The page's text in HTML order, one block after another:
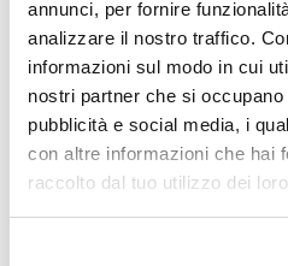
annunci, per fornire
analizzare il nostro traffico.
informazioni sul modo in cui
nostri partner che si
pubblicità e social media, i
con altre informazioni che hai
raccolto dal tuo utilizzo dei
Attenzione ai cibi trasformati: non
come patatine e salatini. Anche i
sale! Per esempio:
150g di patatine fritte
:
1 donut al cioccolato:
Perché usano tanto sale
Esalta la dolcezza (nei dolci)